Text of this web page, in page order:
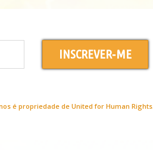
INSCREVER‑ME
é propriedade de United for Human Rights.